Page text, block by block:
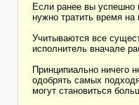
Если ранее вы успешно
нужно тратить время
Учитываются все
исполнитель вначале
Принципиально ничего
одобрять самых
могут становиться